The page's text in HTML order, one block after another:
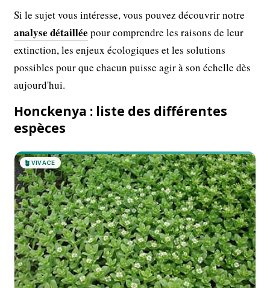
Si le sujet vous intéresse, vous pouvez découvrir notre
analyse détaillée pour comprendre les raisons de leur
extinction, les enjeux écologiques et les solutions
possibles pour que chacun puisse agir à son échelle dès
aujourd'hui.
Honckenya : liste des différentes
espèces
🪴 VIVACE